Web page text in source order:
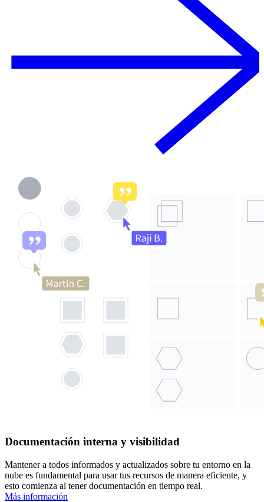
Documentación interna y visibilidad
Mantener a todos informados y actualizados sobre tu entorno en la
nube es fundamental para usar tus recursos de manera eficiente, y
esto comienza al tener documentación en tiempo real.
Más información